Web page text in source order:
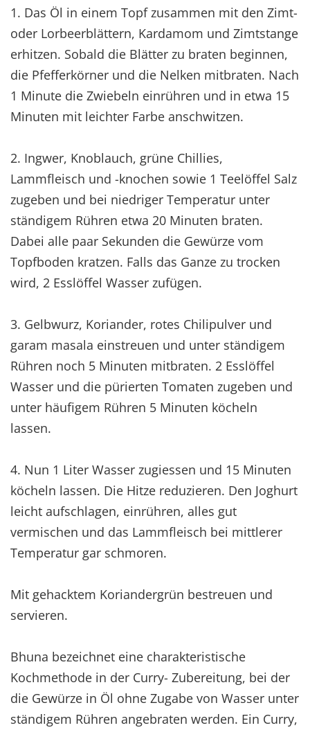
1. Das Öl in einem Topf zusammen mit den Zimt-
oder Lorbeerblättern, Kardamom und Zimtstange
erhitzen. Sobald die Blätter zu braten beginnen,
die Pfefferkörner und die Nelken mitbraten. Nach
1 Minute die Zwiebeln einrühren und in etwa 15
Minuten mit leichter Farbe anschwitzen.
2. Ingwer, Knoblauch, grüne Chillies,
Lammfleisch und -knochen sowie 1 Teelöffel Salz
zugeben und bei niedriger Temperatur unter
ständigem Rühren etwa 20 Minuten braten.
Dabei alle paar Sekunden die Gewürze vom
Topfboden kratzen. Falls das Ganze zu trocken
wird, 2 Esslöffel Wasser zufügen.
3. Gelbwurz, Koriander, rotes Chilipulver und
garam masala einstreuen und unter ständigem
Rühren noch 5 Minuten mitbraten. 2 Esslöffel
Wasser und die pürierten Tomaten zugeben und
unter häufigem Rühren 5 Minuten köcheln
lassen.
4. Nun 1 Liter Wasser zugiessen und 15 Minuten
köcheln lassen. Die Hitze reduzieren. Den Joghurt
leicht aufschlagen, einrühren, alles gut
vermischen und das Lammfleisch bei mittlerer
Temperatur gar schmoren.
Mit gehacktem Koriandergrün bestreuen und
servieren.
Bhuna bezeichnet eine charakteristische
Kochmethode in der Curry- Zubereitung, bei der
die Gewürze in Öl ohne Zugabe von Wasser unter
ständigem Rühren angebraten werden. Ein Curry,